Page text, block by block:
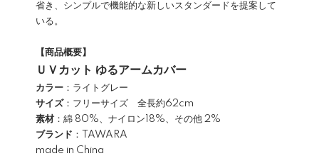
省き、シンプルで機能的な新しいスタンダードを提案して
いる。
【商品概要】
ＵＶカット ゆるアームカバー
カラー ：ライトグレー
サイズ ：フリーサイズ 全長約62cm
素材 ：綿 80%、ナイロン18%、その他 2%
ブランド ：TAWARA
made in China